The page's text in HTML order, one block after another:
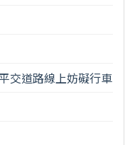
交道路線上妨礙行車